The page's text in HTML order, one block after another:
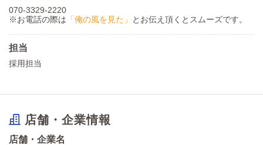
070-3329-2220
※お電話の際は 「俺の風を見た」 とお伝え頂くとスムーズです。
担当
採用担当
店舗・企業情報
店舗・企業名